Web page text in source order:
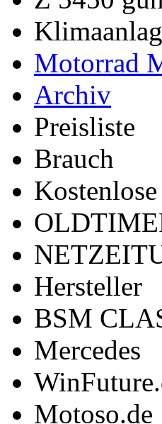
Motorrad
Archiv
Preisliste
Brauch
Kostenlose
Hersteller
BSM
Mercedes
Motoso.de